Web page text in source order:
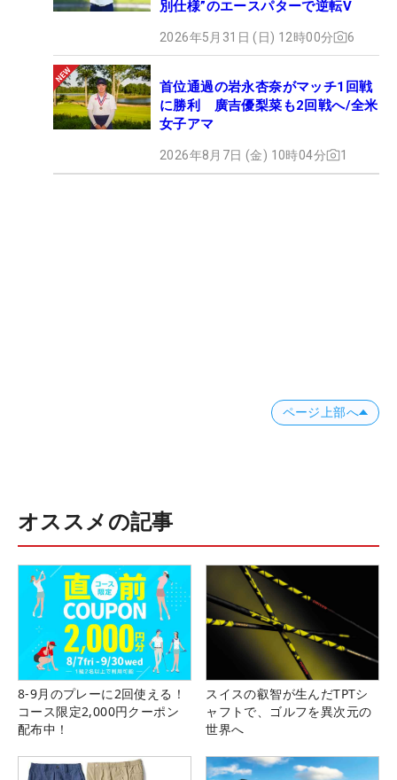
別仕様”のエースパターで逆転V
2026年5月31日 (日) 12時00分 6
首位通過の岩永杏奈がマッチ1回戦
に勝利 廣吉優梨菜も2回戦へ/全米
女子アマ
2026年8月7日 (金) 10時04分 1
ページ上部へ
オススメの記事
8-9月のプレーに2回使える！
コース限定2,000円クーポン
配布中！
スイスの叡智が生んだTPTシ
ャフトで、ゴルフを異次元の
世界へ